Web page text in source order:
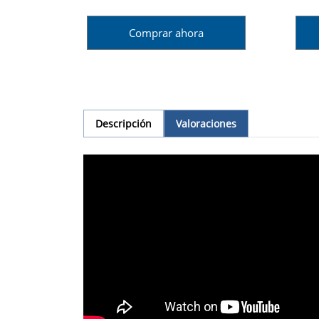
Comprar ahora
Descripción Valoraciones